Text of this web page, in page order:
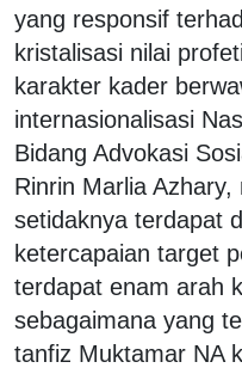
yang responsif
kristalisasi nilai
karakter kader
internasionalisasi
Bidang Advokasi
Rinrin Marlia
setidaknya terdapat
ketercapaian target
terdapat enam arah
sebagaimana yang
tanfiz Muktamar NA